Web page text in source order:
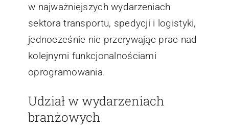
w najważniejszych wydarzeniach
sektora transportu, spedycji i logistyki,
jednocześnie nie przerywając prac nad
kolejnymi funkcjonalnościami
oprogramowania.
Udział w wydarzeniach
branżowych